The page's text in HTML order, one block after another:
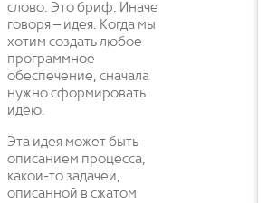
слово. Это бриф. Иначе
говоря – идея. Когда мы
хотим создать любое
программное
обеспечение, сначала
нужно сформировать
идею.
Эта идея может быть
описанием процесса,
какой-то задачей,
описанной в сжатом